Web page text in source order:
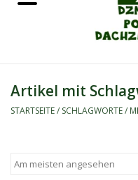
Camping/Outdoor
Artikel mit
STARTSEITE/ SCHLAGWORTE/